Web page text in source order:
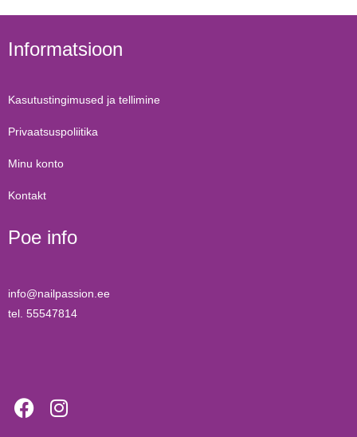
Informatsioon
Kasutustingimused ja tellimine
Privaatsuspoliitika
Minu konto
Kontakt
Poe info
info@nailpassion.ee
tel. 55547814